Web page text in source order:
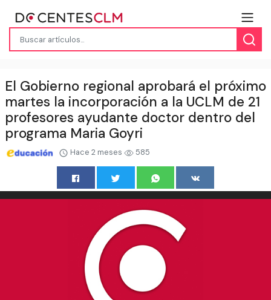
El Gobierno regional aprobará el próximo
martes la incorporación a la UCLM de 21
profesores ayudante doctor dentro del
programa Maria Goyri
Hace 2 meses 585